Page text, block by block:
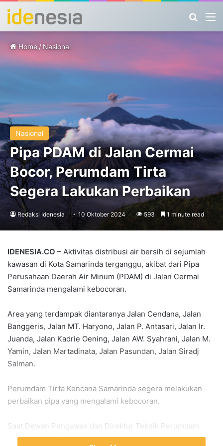
Home / Nasional
Nasional
Pipa PDAM di Jalan Cermai
Bocor, Perumdam Tirta
Segera Lakukan Perbaikan
Redaksi Idenesia 10 Oktober 2024 593 1 minute read
IDENESIA.CO – Aktivitas distribusi air bersih di sejumlah
kawasan di Kota Samarinda terganggu, akibat dari Pipa
Perusahaan Daerah Air Minum (PDAM) di Jalan Cermai
Samarinda mengalami kebocoran.
Area yang terdampak diantaranya Jalan Cendana, Jalan
Banggeris, Jalan MT. Haryono, Jalan P. Antasari, Jalan Ir.
Juanda, Jalan Kadrie Oening, Jalan AW. Syahrani, Jalan M.
Yamin, Jalan Martadinata, Jalan Pasundan, Jalan Siradj
Salman.
Perumdam Tirta Kencana Samarinda segera melakukan
perbaikan pipa yang mengalami kebocoran.
Saat Dewan Pengawas dan Direktur Teknik Perumdam
Tirta Kencana Samarinda melakukan peninjauan lapangan,